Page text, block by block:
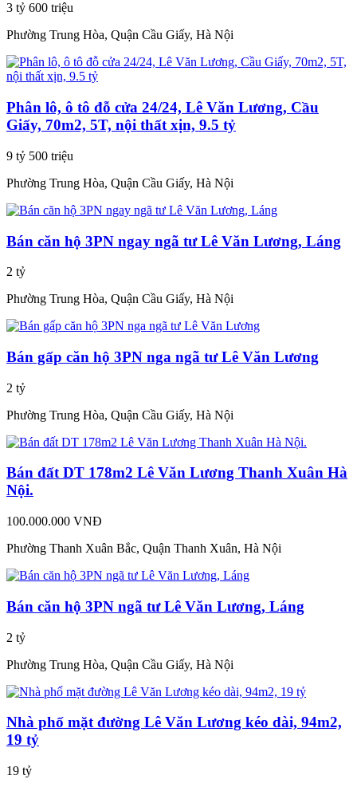
3 tỷ 600 triệu
Phường Trung Hòa, Quận Cầu Giấy, Hà Nội
Phân lô, ô tô đỗ cửa 24/24, Lê Văn Lương, Cầu
Giấy, 70m2, 5T, nội thất xịn, 9.5 tỷ
9 tỷ 500 triệu
Phường Trung Hòa, Quận Cầu Giấy, Hà Nội
Bán căn hộ 3PN ngay ngã tư Lê Văn Lương, Láng
2 tỷ
Phường Trung Hòa, Quận Cầu Giấy, Hà Nội
Bán gấp căn hộ 3PN nga ngã tư Lê Văn Lương
2 tỷ
Phường Trung Hòa, Quận Cầu Giấy, Hà Nội
Bán đất DT 178m2 Lê Văn Lương Thanh Xuân Hà
Nội.
100.000.000 VNĐ
Phường Thanh Xuân Bắc, Quận Thanh Xuân, Hà Nội
Bán căn hộ 3PN ngã tư Lê Văn Lương, Láng
2 tỷ
Phường Trung Hòa, Quận Cầu Giấy, Hà Nội
Nhà phố mặt đường Lê Văn Lương kéo dài, 94m2,
19 tỷ
19 tỷ